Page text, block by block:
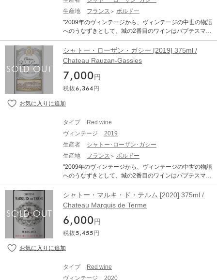
生産地
フランス
ボルドー
"2009年のヴィンテージから、ヴィンテージの中世の物語
へのうなずきとして、城の2番目のワインはバプテスマを
受けた「ガシー」です 名前では、「ガッシーの高貴な
家」がマルゴーのシグネリーに依存していた時代から、
起源が14世紀にさかのぼるこの大きなテロワールに敬意
を表します 最初の大使と彼の価値観を運ぶガシーは、将
来のためのブドウ栽培の正しい反映ですそれは、素晴ら
しいワインを生産するために老化することを意図した若
い陰謀から来ています古いものよりも活発で燃えるよう
なこれらの若いプロットは、純粋で正確な香りに果物の
ジ効果に従って開発されたため、その集会は進化しなけ
ればならないかもしれませんそれは、この少年の果物を
昇華させることができるタンニックベースのそれぞれを
検出する方法を知るチェーンマスターのすべての芸術で
す 輝かしい長老と同じケアで高く動物化されたガッシー
マーガル人は本質的に、そのビロードのようなタンニン
はその高貴な起源に署名します ※本文はオンラインでの
シャトー・ローザン・ガシー [2019] 375ml /
Chateau Rauzan-Gassies
7,000 円
税抜6,364 円
タイプ
Red wine
ヴィンテージ
2019
生産者
シャトー･ローザン･ガシー
生産地
フランス
ボルドー
"2009年のヴィンテージから、ヴィンテージの中世の物語
へのうなずきとして、城の2番目のワインはバプテスマを
受けた「ガシー」です 名前では、「ガッシーの高貴な
家」がマルゴーのシグネリーに依存していた時代から、
起源が14世紀にさかのぼるこの大きなテロワールに敬意
を表します 最初の大使と彼の価値観を運ぶガシーは、将
来のためのブドウ栽培の正しい反映ですそれは、素晴ら
しいワインを生産するために老化することを意図した若
い陰謀から来ています古いものよりも活発で燃えるよう
なこれらの若いプロットは、純粋で正確な香りに果物の
ジ効果に従って開発されたため、その集会は進化しなけ
ればならないかもしれませんそれは、この少年の果物を
シャトー・マルキ・ド・テルム [2020] 375ml /
Chateau Marquis de Terme
6,000 円
税抜5,455 円
タイプ
Red wine
ヴィンテージ
2020